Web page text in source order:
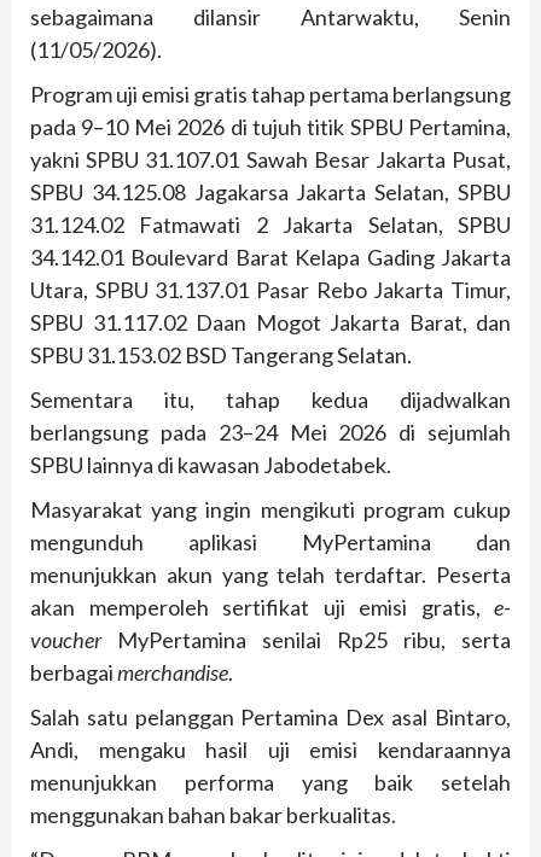
sebagaimana dilansir Antarwaktu, Senin
(11/05/2026).
Program uji emisi gratis tahap pertama berlangsung
pada 9–10 Mei 2026 di tujuh titik SPBU Pertamina,
yakni SPBU 31.107.01 Sawah Besar Jakarta Pusat,
SPBU 34.125.08 Jagakarsa Jakarta Selatan, SPBU
31.124.02 Fatmawati 2 Jakarta Selatan, SPBU
34.142.01 Boulevard Barat Kelapa Gading Jakarta
Utara, SPBU 31.137.01 Pasar Rebo Jakarta Timur,
SPBU 31.117.02 Daan Mogot Jakarta Barat, dan
SPBU 31.153.02 BSD Tangerang Selatan.
Sementara itu, tahap kedua dijadwalkan
berlangsung pada 23–24 Mei 2026 di sejumlah
SPBU lainnya di kawasan Jabodetabek.
Masyarakat yang ingin mengikuti program cukup
mengunduh aplikasi MyPertamina dan
menunjukkan akun yang telah terdaftar. Peserta
akan memperoleh sertifikat uji emisi gratis, e-
voucherMyPertamina senilai Rp25 ribu, serta
berbagaimerchandise.
Salah satu pelanggan Pertamina Dex asal Bintaro,
Andi, mengaku hasil uji emisi kendaraannya
menunjukkan performa yang baik setelah
menggunakan bahan bakar berkualitas.